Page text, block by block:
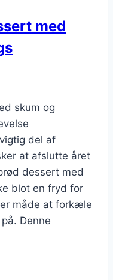
med
skum og
del af
at afslutte året
dessert med
blot en fryd for
måde at forkæle
Denne